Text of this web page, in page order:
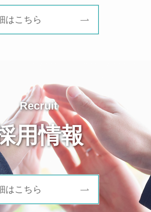
来場ありがとうございました
東北’26」へのご来場ありがとう
いました
はこちら
Recruit
用情報
はこちら